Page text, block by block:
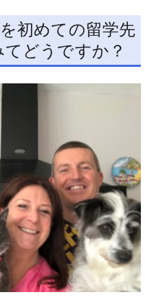
初めての留学先
どうですか？